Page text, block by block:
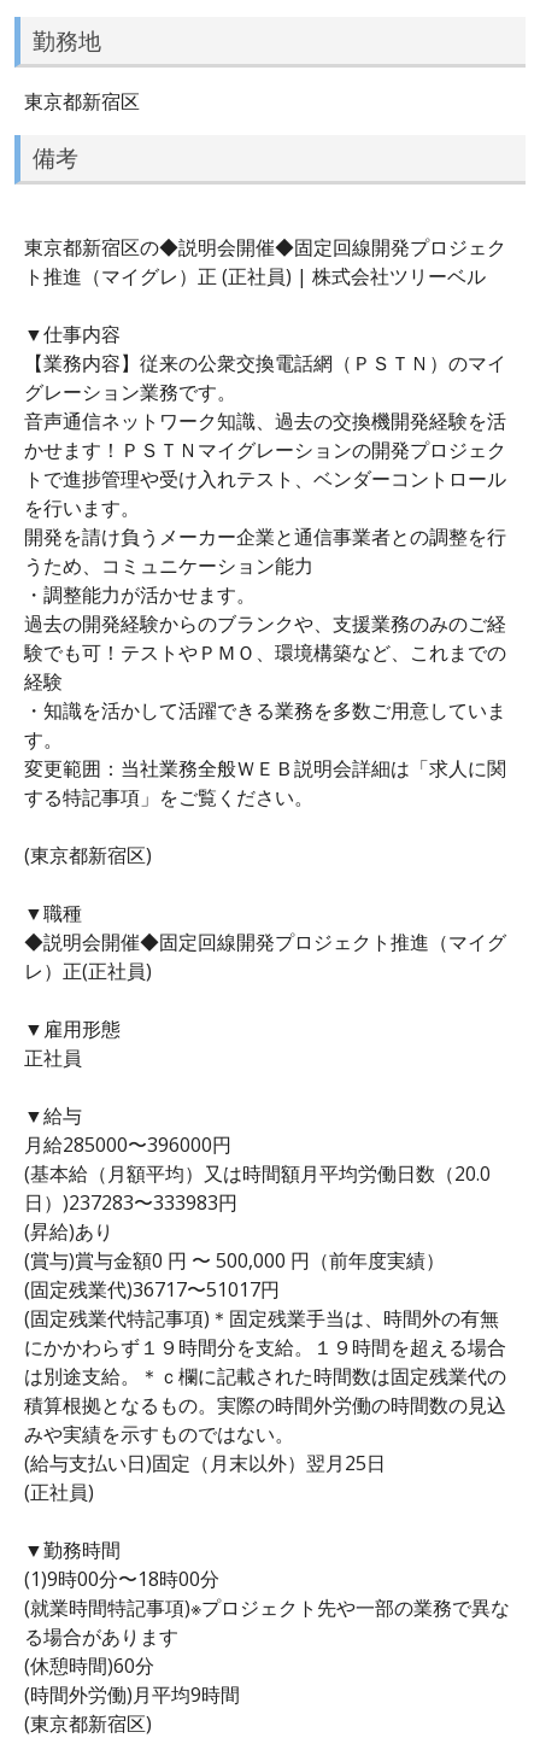
勤務地
東京都新宿区
備考
東京都新宿区の◆説明会開催◆固定回線開発プロジェク
ト推進（マイグレ）正 (正社員) | 株式会社ツリーベル
▼仕事内容
【業務内容】従来の公衆交換電話網（ＰＳＴＮ）のマイ
グレーション業務です。
音声通信ネットワーク知識、過去の交換機開発経験を活
かせます！ＰＳＴＮマイグレーションの開発プロジェク
トで進捗管理や受け入れテスト、ベンダーコントロール
を行います。
開発を請け負うメーカー企業と通信事業者との調整を行
うため、コミュニケーション能力
・調整能力が活かせます。
過去の開発経験からのブランクや、支援業務のみのご経
験でも可！テストやＰＭＯ、環境構築など、これまでの
経験
・知識を活かして活躍できる業務を多数ご用意していま
す。
変更範囲：当社業務全般ＷＥＢ説明会詳細は「求人に関
する特記事項」をご覧ください。
(東京都新宿区)
▼職種
◆説明会開催◆固定回線開発プロジェクト推進（マイグ
レ）正(正社員)
▼雇用形態
正社員
▼給与
月給285000〜396000円
(基本給（月額平均）又は時間額月平均労働日数（20.0
日）)237283〜333983円
(昇給)あり
(賞与)賞与金額0 円 〜 500,000 円（前年度実績）
(固定残業代)36717〜51017円
(固定残業代特記事項)＊固定残業手当は、時間外の有無
にかかわらず１９時間分を支給。１９時間を超える場合
は別途支給。＊ｃ欄に記載された時間数は固定残業代の
積算根拠となるもの。実際の時間外労働の時間数の見込
みや実績を示すものではない。
(給与支払い日)固定（月末以外）翌月25日
(正社員)
▼勤務時間
(1)9時00分〜18時00分
(就業時間特記事項)※プロジェクト先や一部の業務で異な
る場合があります
(休憩時間)60分
(時間外労働)月平均9時間
(東京都新宿区)